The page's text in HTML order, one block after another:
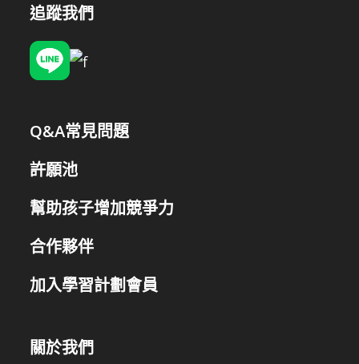
柔
術)
追蹤我們
Q&A常見問題
許願池
幫助孩子增加競爭力
合作夥伴
加入學習計劃會員
關於我們